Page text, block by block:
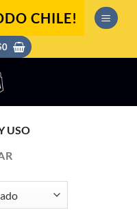
CHILE!
0
USO